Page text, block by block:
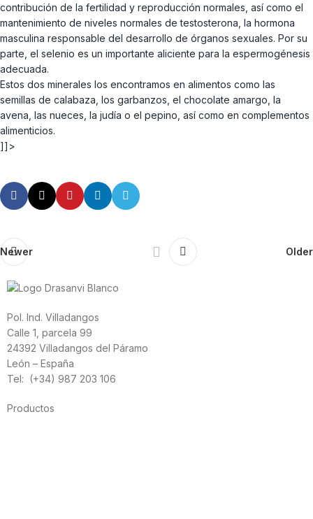
contribución de la fertilidad y reproducción normales, así como el
mantenimiento de niveles normales de testosterona, la hormona
masculina responsable del desarrollo de órganos sexuales. Por su
parte, el selenio es un importante aliciente para la espermogénesis
adecuada.
Estos dos minerales los encontramos en alimentos como las
semillas de calabaza, los garbanzos, el chocolate amargo, la
avena, las nueces, la judía o el pepino, así como en complementos
alimenticios.
]]>
Newer Older
Pol. Ind. Villadangos
Calle 1, parcela 99
24392 Villadangos del Páramo
León – España
Tel: (+34) 987 203 106
Productos